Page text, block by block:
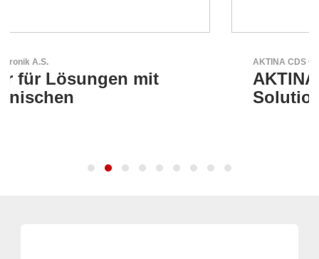
AKTINA CDS - Supply Chain
Solutions